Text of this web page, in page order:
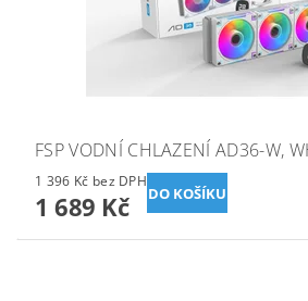
FSP VODNÍ CHLAZENÍ AD36-W,
1 396 Kč bez DPH
1 689 Kč